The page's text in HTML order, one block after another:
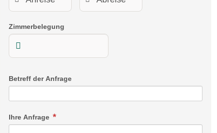
Zimmerbelegung
Betreff der Anfrage
Ihre Anfrage